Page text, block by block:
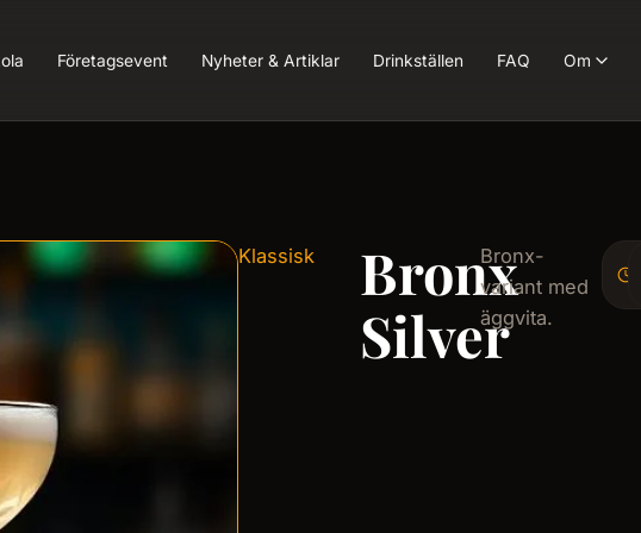
Företagsevent Nyheter & Artiklar Drinkställen FAQ Om
Klassisk
Bronx
Silver
Bronx-
variant med
äggvita.